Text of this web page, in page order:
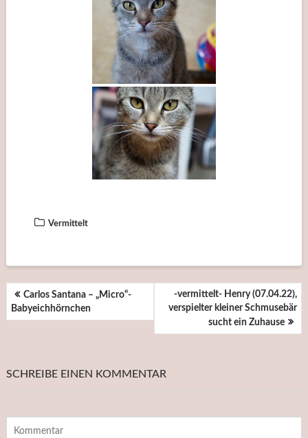
Vermittelt
BEITRAGSNAVIGATION
Carlos Santana – „Micro“-
Babyeichhörnchen
-vermittelt- Henry (07.04.22),
verspielter kleiner Schmusebär
sucht ein Zuhause
SCHREIBE EINEN KOMMENTAR